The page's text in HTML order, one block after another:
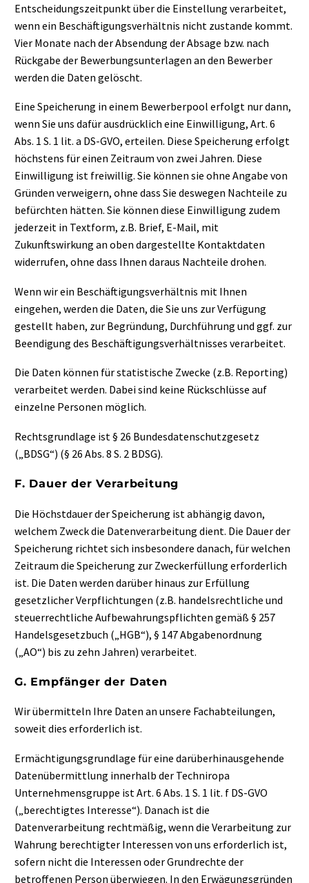
Entscheidungszeitpunkt über die Einstellung verarbeitet,
wenn ein Beschäftigungsverhältnis nicht zustande kommt.
Vier Monate nach der Absendung der Absage bzw. nach
Rückgabe der Bewerbungsunterlagen an den Bewerber
werden die Daten gelöscht.
Eine Speicherung in einem Bewerberpool erfolgt nur dann,
wenn Sie uns dafür ausdrücklich eine Einwilligung, Art. 6
Abs. 1 S. 1 lit. a DS-GVO, erteilen. Diese Speicherung erfolgt
höchstens für einen Zeitraum von zwei Jahren. Diese
Einwilligung ist freiwillig. Sie können sie ohne Angabe von
Gründen verweigern, ohne dass Sie deswegen Nachteile zu
befürchten hätten. Sie können diese Einwilligung zudem
jederzeit in Textform, z.B. Brief, E-Mail, mit
Zukunftswirkung an oben dargestellte Kontaktdaten
widerrufen, ohne dass Ihnen daraus Nachteile drohen.
Wenn wir ein Beschäftigungsverhältnis mit Ihnen
eingehen, werden die Daten, die Sie uns zur Verfügung
gestellt haben, zur Begründung, Durchführung und ggf. zur
Beendigung des Beschäftigungsverhältnisses verarbeitet.
Die Daten können für statistische Zwecke (z.B. Reporting)
verarbeitet werden. Dabei sind keine Rückschlüsse auf
einzelne Personen möglich.
Rechtsgrundlage ist § 26 Bundesdatenschutzgesetz
(„BDSG“) (§ 26 Abs. 8 S. 2 BDSG).
F. Dauer der Verarbeitung
Die Höchstdauer der Speicherung ist abhängig davon,
welchem Zweck die Datenverarbeitung dient. Die Dauer der
Speicherung richtet sich insbesondere danach, für welchen
Zeitraum die Speicherung zur Zweckerfüllung erforderlich
ist. Die Daten werden darüber hinaus zur Erfüllung
gesetzlicher Verpflichtungen (z.B. handelsrechtliche und
steuerrechtliche Aufbewahrungspflichten gemäß § 257
Handelsgesetzbuch („HGB“), § 147 Abgabenordnung
(„AO“) bis zu zehn Jahren) verarbeitet.
G. Empfänger der Daten
Wir übermitteln Ihre Daten an unsere Fachabteilungen,
soweit dies erforderlich ist.
Ermächtigungsgrundlage für eine darüberhinausgehende
Datenübermittlung innerhalb der Techniropa
Unternehmensgruppe ist Art. 6 Abs. 1 S. 1 lit. f DS-GVO
(„berechtigtes Interesse“). Danach ist die
Datenverarbeitung rechtmäßig, wenn die Verarbeitung zur
Wahrung berechtigter Interessen von uns erforderlich ist,
sofern nicht die Interessen oder Grundrechte der
betroffenen Person überwiegen. In den Erwägungsgründen